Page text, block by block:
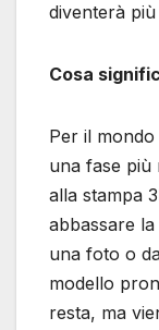
diventerà
Cosa
Per il
una fase più
alla stampa
abbassare
una foto o
modello
resta, ma